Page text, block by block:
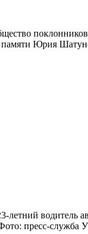
памяти Юрия
летний водитель
пресс-